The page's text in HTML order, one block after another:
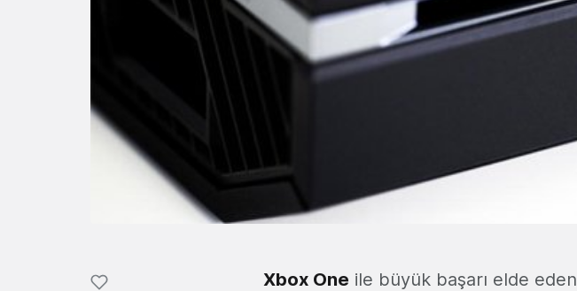
Xbox One ile büyük başarı elde eden